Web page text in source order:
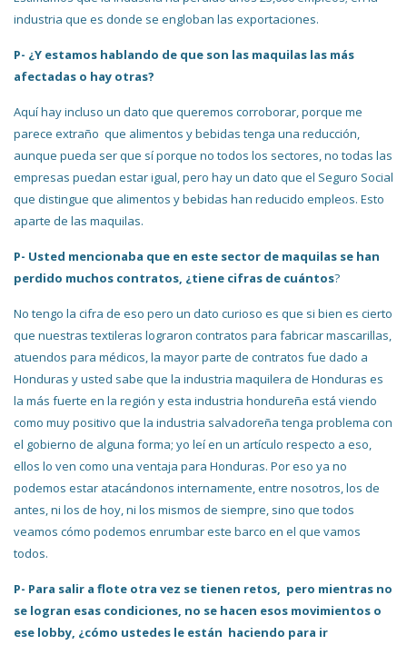
industria que es donde se engloban las exportaciones.
P- ¿Y estamos hablando de que son las maquilas las más
afectadas o hay otras?
Aquí hay incluso un dato que queremos corroborar, porque me
parece extraño que alimentos y bebidas tenga una reducción,
aunque pueda ser que sí porque no todos los sectores, no todas las
empresas puedan estar igual, pero hay un dato que el Seguro Social
que distingue que alimentos y bebidas han reducido empleos. Esto
aparte de las maquilas.
P- Usted mencionaba que en este sector de maquilas se han
perdido muchos contratos, ¿tiene cifras de cuántos?
No tengo la cifra de eso pero un dato curioso es que si bien es cierto
que nuestras textileras lograron contratos para fabricar mascarillas,
atuendos para médicos, la mayor parte de contratos fue dado a
Honduras y usted sabe que la industria maquilera de Honduras es
la más fuerte en la región y esta industria hondureña está viendo
como muy positivo que la industria salvadoreña tenga problema con
el gobierno de alguna forma; yo leí en un artículo respecto a eso,
ellos lo ven como una ventaja para Honduras. Por eso ya no
podemos estar atacándonos internamente, entre nosotros, los de
antes, ni los de hoy, ni los mismos de siempre, sino que todos
veamos cómo podemos enrumbar este barco en el que vamos
todos.
P- Para salir a flote otra vez se tienen retos, pero mientras no
se logran esas condiciones, no se hacen esos movimientos o
ese lobby, ¿cómo ustedes le están haciendo para ir